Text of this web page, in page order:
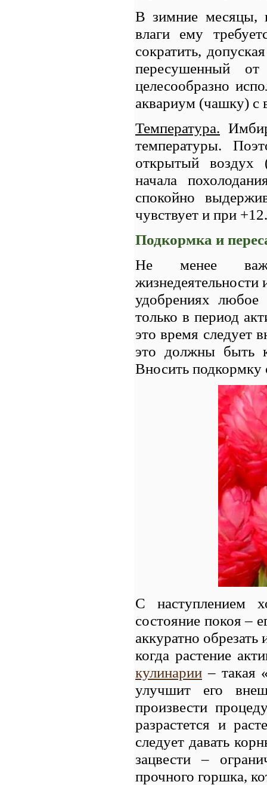
В зимние месяцы,
влаги ему
сократить,
пересушенный
целесообразно
аквариум (чашку) с
Температура.
температуры.
открытый воздух
начала
спокойно
чувствует и при +12.
Подкормка и
Не менее
удобрениях
только в период
это время следует
это должны быть
Вносить подкормку
С наступлением
состояние покоя –
аккуратно
когда растение
кулинарии – такая
улучшит его
произвести
разрастется и
следует давать
зацвести –
прочного горшка,